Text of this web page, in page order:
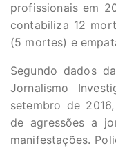
profissionais em
contabiliza 12
(5 mortes) e
Segundo dados
Jornalismo
setembro de
de agressões a
manifestações.